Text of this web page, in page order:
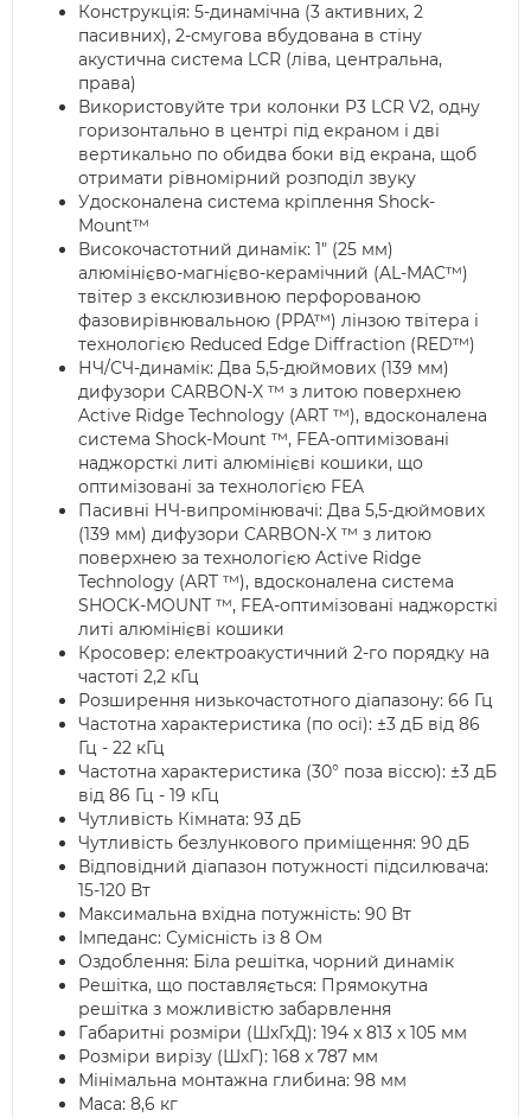
Конструкція: 5-динамічна (3 активних, 2
пасивних), 2-смугова вбудована в стіну
акустична система LCR (ліва, центральна,
права)
Використовуйте три колонки P3 LCR V2, одну
горизонтально в центрі під екраном і дві
вертикально по обидва боки від екрана, щоб
отримати рівномірний розподіл звуку
Удосконалена система кріплення Shock-
Mount™
Високочастотний динамік: 1" (25 мм)
алюмінієво-магнієво-керамічний (AL-MAC™)
твітер з ексклюзивною перфорованою
фазовирівнювальною (PPA™) лінзою твітера і
технологією Reduced Edge Diffraction (RED™)
НЧ/СЧ-динамік: Два 5,5-дюймових (139 мм)
дифузори CARBON-X ™ з литою поверхнею
Active Ridge Technology (ART ™), вдосконалена
система Shock-Mount ™, FEA-оптимізовані
наджорсткі литі алюмінієві кошики, що
оптимізовані за технологією FEA
Пасивні НЧ-випромінювачі: Два 5,5-дюймових
(139 мм) дифузори CARBON-X ™ з литою
поверхнею за технологією Active Ridge
Technology (ART ™), вдосконалена система
SHOCK-MOUNT ™, FEA-оптимізовані наджорсткі
литі алюмінієві кошики
Кросовер: електроакустичний 2-го порядку на
частоті 2,2 кГц
Розширення низькочастотного діапазону: 66 Гц
Частотна характеристика (по осі): ±3 дБ від 86
Гц - 22 кГц
Частотна характеристика (30° поза віссю): ±3 дБ
від 86 Гц - 19 кГц
Чутливість Кімната: 93 дБ
Чутливість безлункового приміщення: 90 дБ
Відповідний діапазон потужності підсилювача:
15-120 Вт
Максимальна вхідна потужність: 90 Вт
Імпеданс: Сумісність із 8 Ом
Оздоблення: Біла решітка, чорний динамік
Решітка, що поставляється: Прямокутна
решітка з можливістю забарвлення
Габаритні розміри (ШхГхД): 194 x 813 x 105 мм
Розміри вирізу (ШхГ): 168 x 787 мм
Мінімальна монтажна глибина: 98 мм
Маса: 8,6 кг